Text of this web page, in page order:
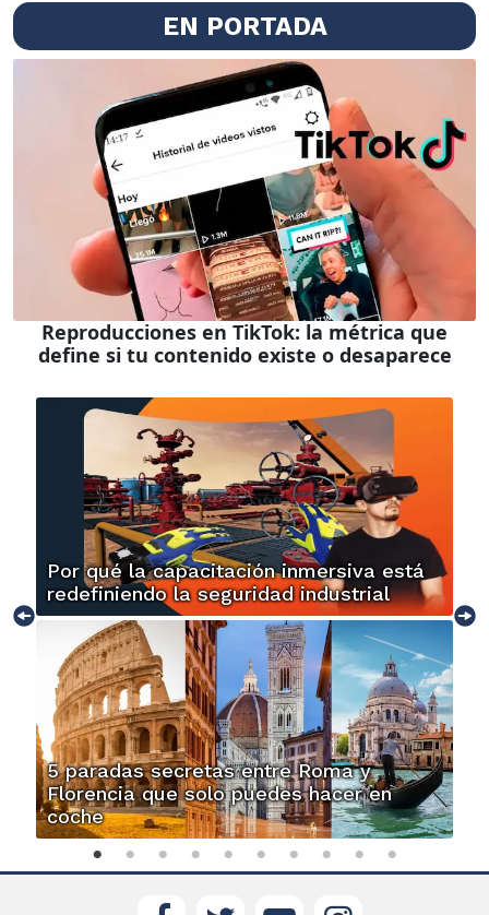
EN PORTADA
Reproducciones en TikTok: la métrica que
define si tu contenido existe o desaparece
Por qué la capacitación inmersiva está
redefiniendo la seguridad industrial
5 paradas secretas entre Roma y
Florencia que solo puedes hacer en
coche